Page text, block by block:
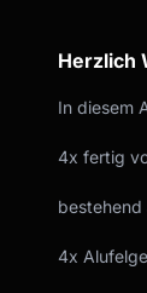
Herzlich
In diesem
4x fertig
bestehend
4x